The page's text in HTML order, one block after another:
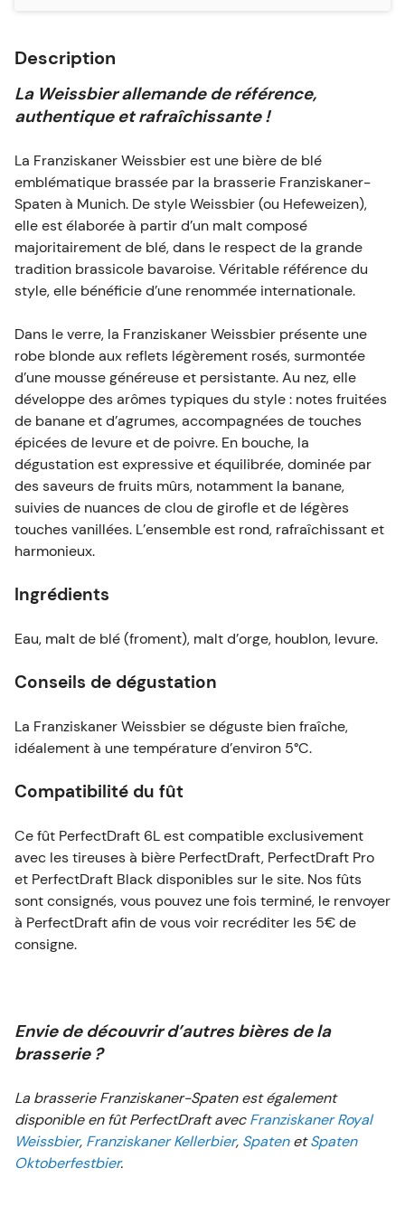
vanillées. L’ensemble est rond, rafraîchissant et
harmonieux.
Ingrédients
Eau, malt de blé (froment), malt d’orge, houblon,
levure.
Conseils de dégustation
idéalement à une température d’environ 5°C.
Compatibilité du fût
Ce fût PerfectDraft 6L est compatible
exclusivement avec les tireuses à bière
PerfectDraft, PerfectDraft Pro et PerfectDraft
Black disponibles sur le site. Nos fûts sont
consignés, vous pouvez une fois terminé, le
renvoyer à PerfectDraft afin de vous voir
Envie de découvrir d’autres bières de la
La brasserie Franziskaner-Spaten est également
Royal Weissbier ,Franziskaner Kellerbier
Pour aller plus loin dans l’expérience, découvrez des idées
originalesde recettes à la bière pour accompagner votre
dégustation et notre guide complet pour
Description
La Weissbier allemande de référence,
authentique et rafraîchissante !
La Franziskaner Weissbier est une bière de blé
emblématique brassée par la brasserie Franziskaner-
Spaten à Munich. De style Weissbier (ou Hefeweizen),
elle est élaborée à partir d’un malt composé
majoritairement de blé, dans le respect de la grande
tradition brassicole bavaroise. Véritable référence du
style, elle bénéficie d’une renommée internationale.
Dans le verre, la Franziskaner Weissbier présente une
robe blonde aux reflets légèrement rosés, surmontée
d’une mousse généreuse et persistante. Au nez, elle
développe des arômes typiques du style : notes fruitées
de banane et d’agrumes, accompagnées de touches
épicées de levure et de poivre. En bouche, la
dégustation est expressive et équilibrée, dominée par
des saveurs de fruits mûrs, notamment la banane,
suivies de nuances de clou de girofle et de légères
touches vanillées. L’ensemble est rond, rafraîchissant et
harmonieux.
Ingrédients
Eau, malt de blé (froment), malt d’orge, houblon, levure.
Conseils de dégustation
La Franziskaner Weissbier se déguste bien fraîche,
idéalement à une température d’environ 5°C.
Compatibilité du fût
Ce fût PerfectDraft 6L est compatible exclusivement
avec les tireuses à bière PerfectDraft, PerfectDraft Pro
et PerfectDraft Black disponibles sur le site. Nos fûts
sont consignés, vous pouvez une fois terminé, le renvoyer
à PerfectDraft afin de vous voir recréditer les 5€ de
consigne.
Envie de découvrir d’autres bières de la
brasserie ?
La brasserie Franziskaner-Spaten est également
disponible en fût PerfectDraft avecFranziskaner Royal
Weissbier, Franziskaner Kellerbier, SpatenetSpaten
Oktoberfestbier.